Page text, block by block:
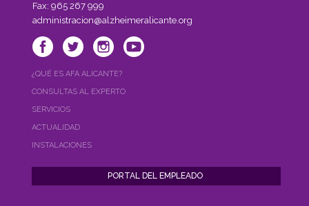
Fax: 965 267 999
administracion@alzheimeralicante.org
¿QUÉ ES AFA ALICANTE?
CONSULTAS AL EXPERTO
SERVICIOS
ACTUALIDAD
INSTALACIONES